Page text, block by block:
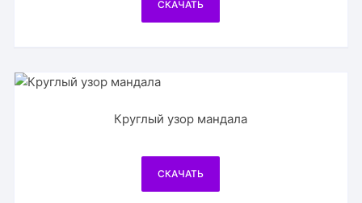
СКАЧАТЬ
Круглый узор мандала
СКАЧАТЬ